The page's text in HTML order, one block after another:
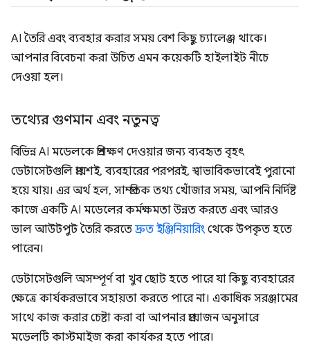
AI তৈরি এবং ব্যবহার করার সময় বেশ কিছু চ্যালেঞ্জ থাকে।
আপনার বিবেচনা করা উচিত এমন কয়েকটি হাইলাইট নীচে
দেওয়া হল।
তথ্যের গুণমান এবং নতুনত্ব
বিভিন্ন AI মডেলকে প্রশিক্ষণ দেওয়ার জন্য ব্যবহৃত বৃহৎ
ডেটাসেটগুলি প্রায়শই, ব্যবহারের পরপরই, স্বাভাবিকভাবেই পুরানো
হয়ে যায়। এর অর্থ হল, সাম্প্রতিক তথ্য খোঁজার সময়, আপনি নির্দিষ্ট
কাজে একটি AI মডেলের কর্মক্ষমতা উন্নত করতে এবং আরও
ভাল আউটপুট তৈরি করতেদ্রুত ইঞ্জিনিয়ারিং থেকে উপকৃত হতে
পারেন।
ডেটাসেটগুলি অসম্পূর্ণ বা খুব ছোট হতে পারে যা কিছু ব্যবহারের
ক্ষেত্রে কার্যকরভাবে সহায়তা করতে পারে না। একাধিক সরঞ্জামের
সাথে কাজ করার চেষ্টা করা বা আপনার প্রয়োজন অনুসারে
মডেলটি কাস্টমাইজ করা কার্যকর হতে পারে।